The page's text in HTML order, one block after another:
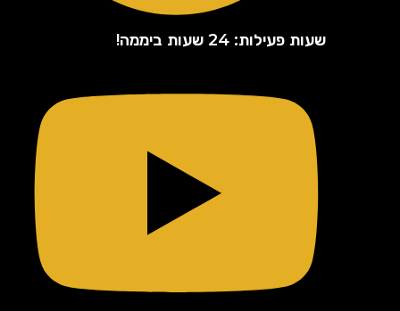
שעות פעילות: 24 שעות ביממה!